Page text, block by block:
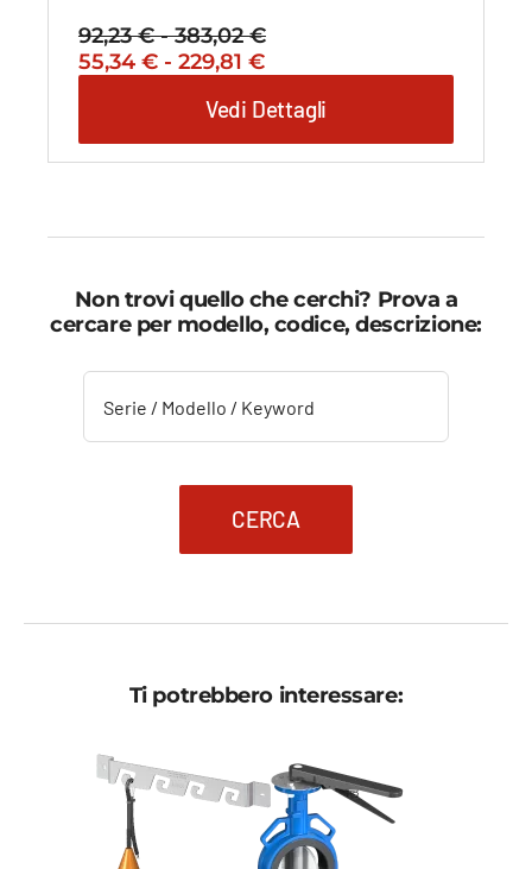
scelte
nella
del
prodotto
92,23€ - 383,02€Fascia
da
92,23 €
a
Il
prezzo
era:
92,23 €
di
da
92,23 €
383,02 €.
55,34 € - 229,81 €Fascia
prezzo:
da
55,34 €
Il
attuale
è:
55,34 €
di
da
55,34 €
229,81 €.
Vedi Dettagli
Non trovi quello che cerchi? Prova a
cercare per modello, codice, descrizione:
CERCA
Ti potrebbero interessare: